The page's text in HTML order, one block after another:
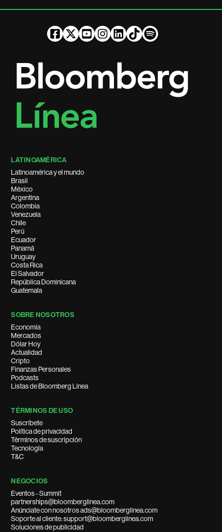
LATINOAMÉRICA
Latinoamérica y el mundo
Brasil
México
Argentina
Colombia
Venezuela
Chile
Perú
Ecuador
Panamá
Uruguay
Costa Rica
El Salvador
República Dominicana
Guatemala
SOBRE NOSOTROS
Economía
Mercados
Dólar Hoy
Actualidad
Cripto
Finanzas Personales
Podcasts
Listas de Bloomberg Línea
TÉRMINOS DE USO
Suscríbete
Política de privacidad
Términos de suscripción
Tecnología
T&C
NEGOCIOS
Eventos - Summit
partnerships@bloomberglinea.com
Anúnciate con nosotros ads@bloomberglinea.com
Soporte al cliente: support@bloomberglinea.com
Soluciones de publicidad